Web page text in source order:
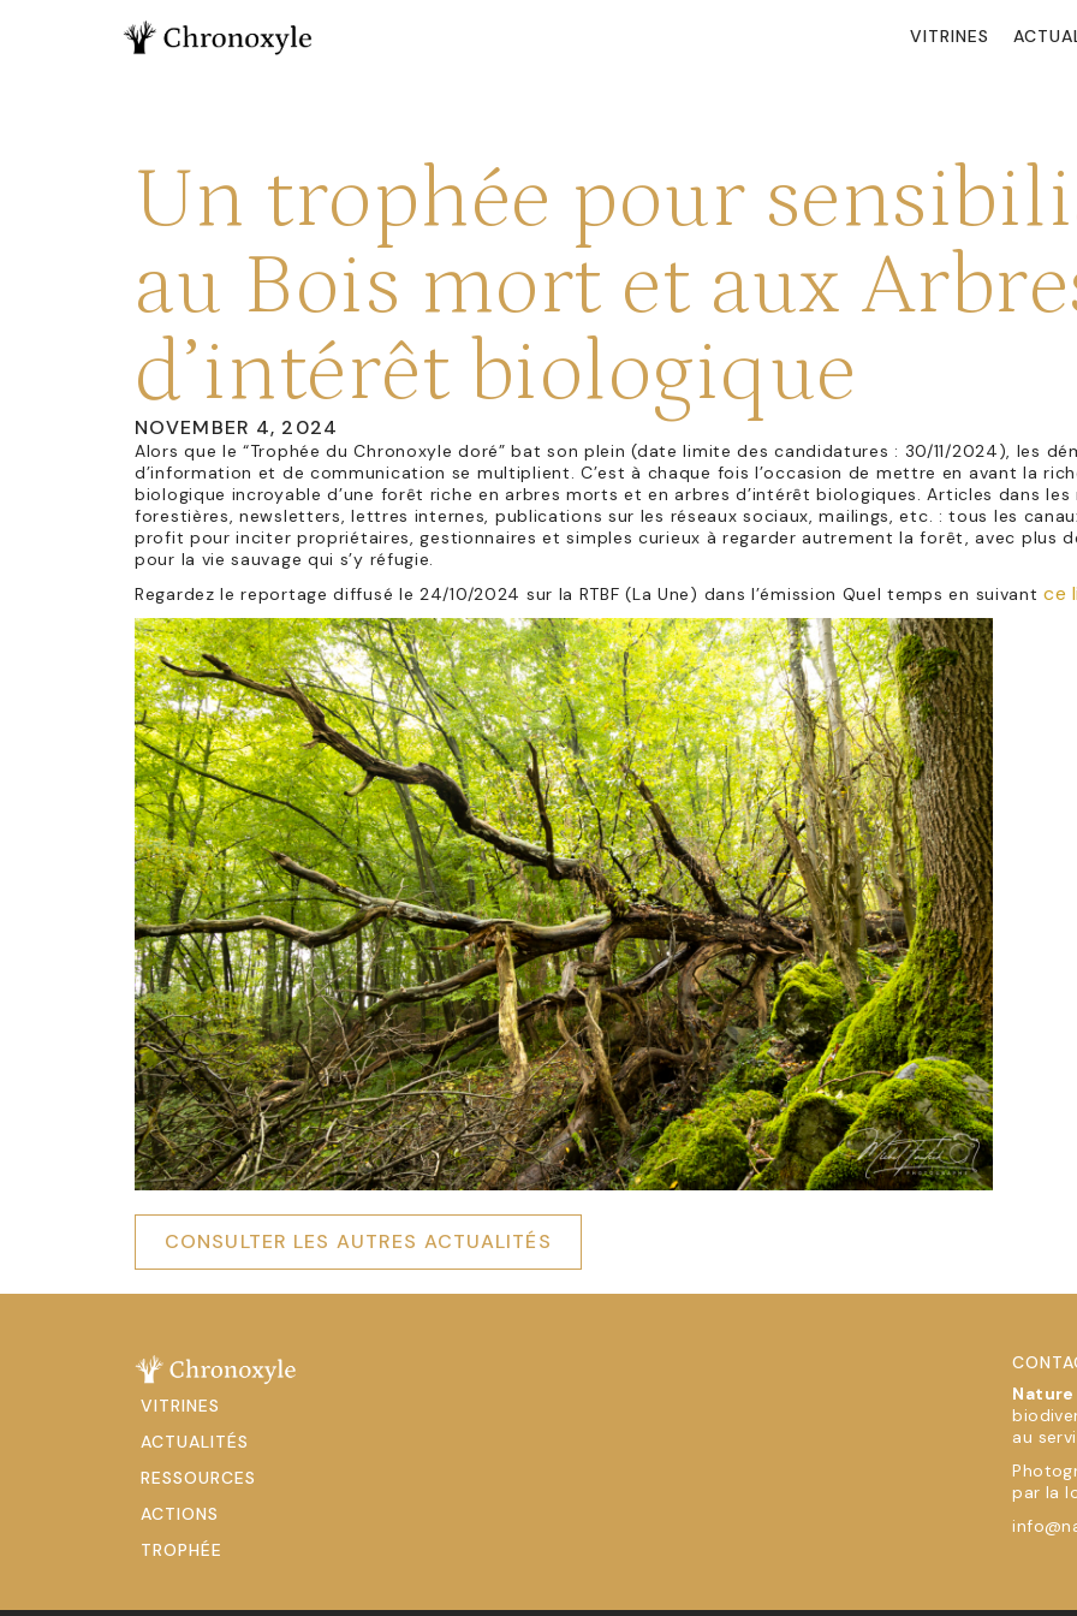
VITRINES
Un trophée pour
au Bois mort et aux
d’intérêt biologique
NOVEMBER 4, 2024
Alors que le “Trophée du Chronoxyle doré” bat son plein (date limite des candidatures : 30/11/2024), les
d’information et de communication se multiplient. C’est à chaque fois l’occasion de mettre en avant la
biologique incroyable d’une forêt riche en arbres morts et en arbres d’intérêt biologiques. Articles dans les
forestières, newsletters, lettres internes, publications sur les réseaux sociaux, mailings, etc. : tous les
profit pour inciter propriétaires, gestionnaires et simples curieux à regarder autrement la forêt, avec plus
pour la vie sauvage qui s’y réfugie.
Regardez le reportage diffusé le 24/10/2024 sur la RTBF (La Une) dans l’émission Quel temps en suivantce
CONSULTER LES AUTRES ACTUALITÉS
VITRINES
ACTUALITÉS
RESSOURCES
ACTIONS
TROPHÉE
au
par la